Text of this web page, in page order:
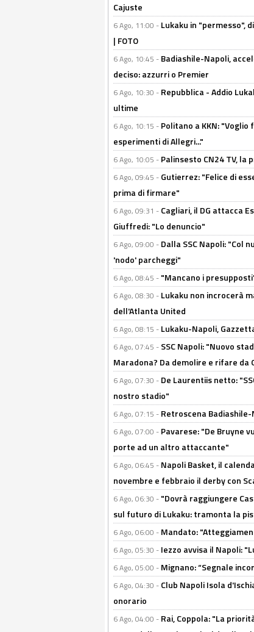
Cajuste
6 Ago, 11:00 - Lukaku in "permesso",
| FOTO
6 Ago, 10:45 - Badiashile-Napoli,
deciso: azzurri o Premier
6 Ago, 10:30 - Repubblica - Addio
ultime
6 Ago, 10:15 - Politano a KKN:
esperimenti di Allegri..."
6 Ago, 10:05 - Palinsesto CN24 TV,
6 Ago, 09:45 - Gutierrez: "Felice di
prima di firmare"
6 Ago, 09:31 - Cagliari, il DG attacca
Giuffredi: "Lo denuncio"
6 Ago, 09:00 - Dalla SSC Napoli: "Col
'nodo' parcheggi"
6 Ago, 08:45 - "Mancano i
6 Ago, 08:30 - Lukaku non incrocerà
dell'Atlanta United
6 Ago, 08:15 - Lukaku-Napoli,
6 Ago, 07:45 - SSC Napoli: "Nuovo
Maradona? Da demolire e rifare da
6 Ago, 07:30 - De Laurentiis netto:
nostro stadio"
6 Ago, 07:15 - Retroscena
6 Ago, 07:00 - Pavarese: "De Bruyne
porte ad un altro attaccante"
6 Ago, 06:45 - Napoli Basket, il
novembre e febbraio il derby con
6 Ago, 06:30 - "Dovrà raggiungere
sul futuro di Lukaku: tramonta la
6 Ago, 06:00 - Mandato:
6 Ago, 05:30 - Iezzo avvisa il Napoli:
6 Ago, 05:00 - Mignano: “Segnale
6 Ago, 04:30 - Club Napoli Isola
onorario
6 Ago, 04:00 - Rai, Coppola: "La